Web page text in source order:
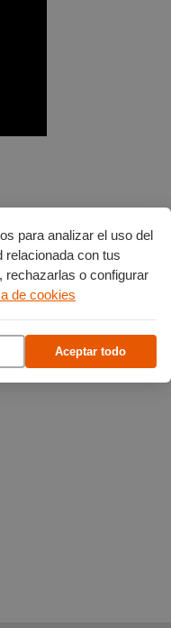
para analizar el uso del
relacionada con tus
rechazarlas o configurar
de cookies
Aceptar todo